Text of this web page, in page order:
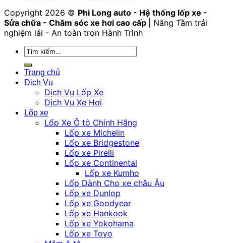
Copyright 2026 © Phi Long auto - Hệ thống lốp xe -
Sửa chữa - Chăm sóc xe hơi cao cấp
| Nâng Tầm trải
nghiệm lái - An toàn trọn Hành Trình
Tìm
kiếm:
Trang chủ
Dịch Vụ
Dịch Vụ Lốp Xe
Dịch Vụ Xe Hơi
Lốp xe
Lốp Xe Ô tô Chính Hãng
Lốp xe Michelin
Lốp xe Bridgestone
Lốp xe Pirelli
Lốp xe Continental
Lốp xe Kumho
Lốp Dành Cho xe châu Âu
Lốp xe Dunlop
Lốp xe Goodyear
Lốp xe Hankook
Lốp xe Yokohama
Lốp xe Toyo